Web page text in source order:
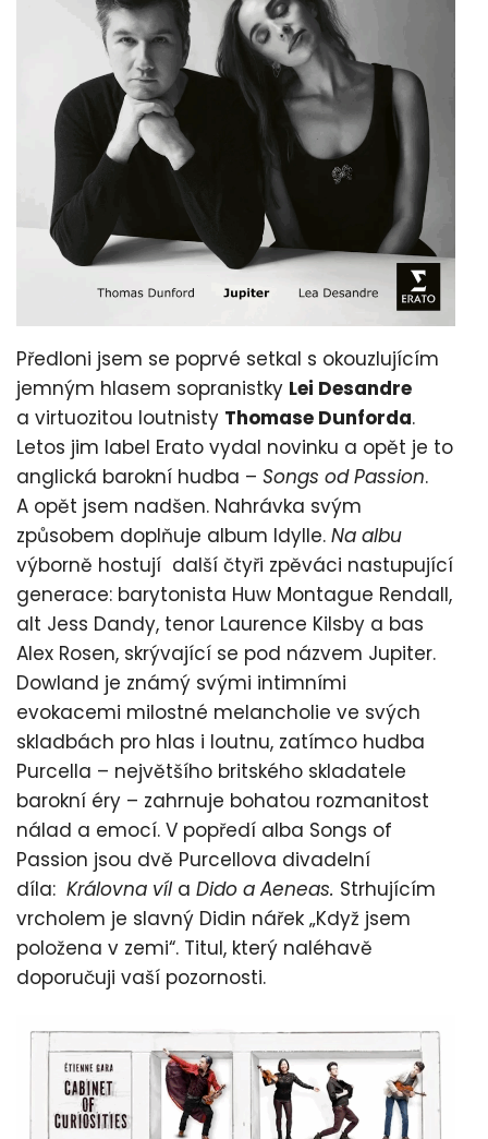
Předloni jsem se poprvé setkal s okouzlujícím
jemným hlasem sopranistky Lei Desandre
a virtuozitou loutnisty Thomase Dunforda.
Letos jim label Erato vydal novinku a opět je to
anglická barokní hudba – Songs od Passion.
A opět jsem nadšen. Nahrávka svým
způsobem doplňuje album Idylle. Na albu
výborně hostují další čtyři zpěváci nastupující
generace: barytonista Huw Montague Rendall,
alt Jess Dandy, tenor Laurence Kilsby a bas
Alex Rosen, skrývající se pod názvem Jupiter.
Dowland je známý svými intimními
evokacemi milostné melancholie ve svých
skladbách pro hlas i loutnu, zatímco hudba
Purcella – největšího britského skladatele
barokní éry – zahrnuje bohatou rozmanitost
nálad a emocí. V popředí alba Songs of
Passion jsou dvě Purcellova divadelní
díla: Královna víla Dido a Aeneas. Strhujícím
vrcholem je slavný Didin nářek „Když jsem
položena v zemi“. Titul, který naléhavě
doporučuji vaší pozornosti.